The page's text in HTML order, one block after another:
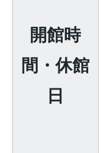
開館時
間・休館
日